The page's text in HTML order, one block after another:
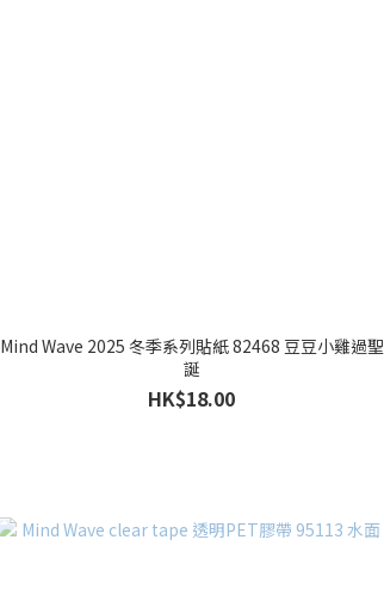
Mind Wave 2025 冬季系列貼紙 82468 豆豆小雞過聖
誕
HK$18.00